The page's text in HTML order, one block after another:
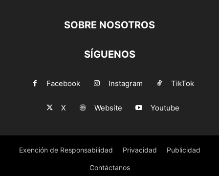
SOBRE NOSOTROS
SÍGUENOS
Facebook Instagram TikTok
X Website Youtube
Exención de Responsabilidad Privacidad Publicidad
Contáctanos